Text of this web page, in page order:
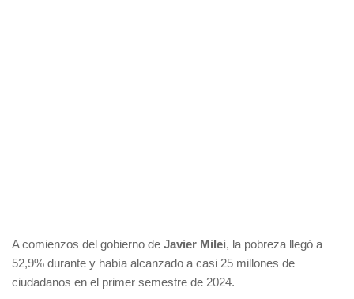
A comienzos del gobierno de Javier Milei, la pobreza llegó a
52,9% durante y había alcanzado a casi 25 millones de
ciudadanos en el primer semestre de 2024.